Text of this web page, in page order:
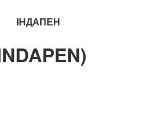
ІНДАПЕН